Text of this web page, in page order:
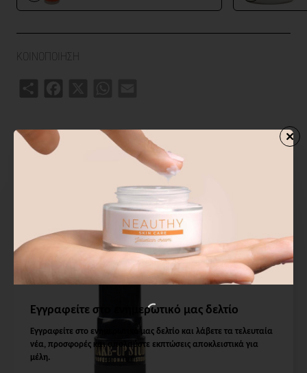
Εγγραφείτε στο ενημερωτικό μας δελτίο
Εγγραφείτε στο ενημερωτικό μας δελτίο και λάβετε τα τελευταία
νέα, προσφορές και απολαύστε εκπτώσεις αποκλειστικά για
μέλη.
ΚΟΙΝΟΠΟΙΗΣΗ
ΑΓΟΡΑΣΑΝ ΕΠΙΣΗΣ